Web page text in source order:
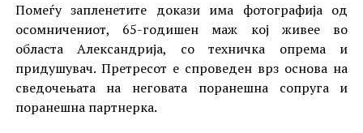
Помеѓу запленетите докази има фотографија од
осомничениот, 65-годишен маж кој живее во
областа Александрија, со техничка опрема и
придушувач. Претресот е спроведен врз основа на
сведочењата на неговата поранешна сопруга и
поранешна партнерка.